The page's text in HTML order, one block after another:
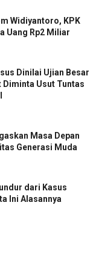
Widiyantoro, KPK
Uang Rp2 Miliar
Dinilai Ujian Besar
Diminta Usut Tuntas
Masa Depan
Generasi Muda
dari Kasus
Ini Alasannya